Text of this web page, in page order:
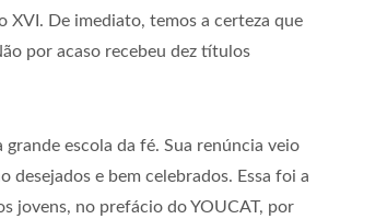
XVI. De imediato, temos a certeza que
por acaso recebeu dez títulos
escola da fé. Sua renúncia veio
e bem celebrados. Essa foi a
jovens, no prefácio do YOUCAT, por